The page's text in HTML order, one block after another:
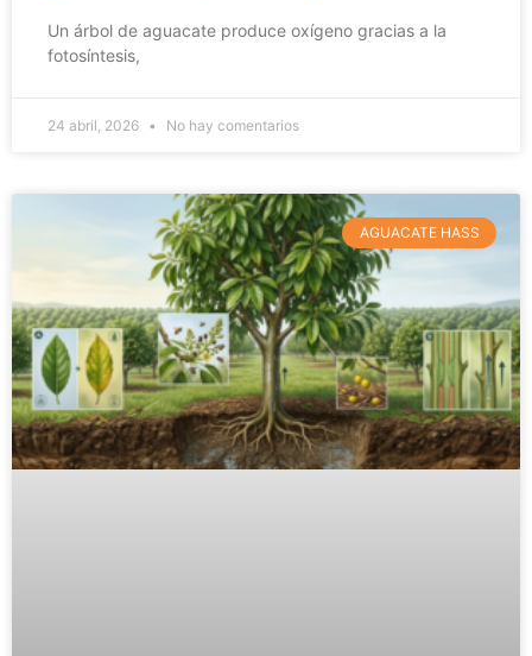
Un árbol de aguacate produce oxígeno gracias a la
fotosíntesis,
24 abril, 2026 No hay comentarios
AGUACATE HASS